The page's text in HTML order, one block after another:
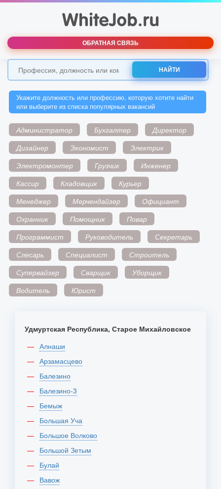
ОБРАТНАЯ СВЯЗЬ
НАЙТИ
Укажите должность или профессию, которую хотите найти
или выберите из списка популярных вакансий
Администратор Бухгалтер
Директор
Дизайнер
Экономист
Электрик
Электромонтер
Грузчик
Инженер
Кассир
Кладовщик
Курьер
Менеджер
Мерчендайзер
Официант
Охранник
Помощник
Повар
Программист
Руководитель
Секретарь
Слесарь
Специалист
Строитель
Супервайзер
Сварщик
Уборщик
Водитель
Юрист
Удмуртская Республика, Старое Михайловское
Алнаши
Арзамасцево
Балезино
Балезино-3
Бемыж
Большая Уча
Большое Волково
Большой Зетым
Булай
Вавож